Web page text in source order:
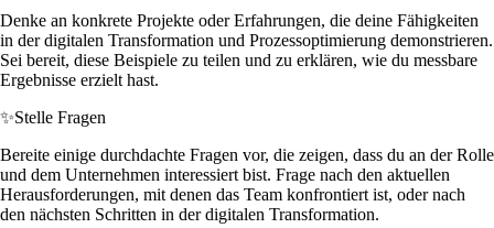
Denke an konkrete Projekte oder Erfahrungen, die deine Fähigkeiten
in der digitalen Transformation und Prozessoptimierung demonstrieren.
Sei bereit, diese Beispiele zu teilen und zu erklären, wie du messbare
Ergebnisse erzielt hast.
✨Stelle Fragen
Bereite einige durchdachte Fragen vor, die zeigen, dass du an der Rolle
und dem Unternehmen interessiert bist. Frage nach den aktuellen
Herausforderungen, mit denen das Team konfrontiert ist, oder nach
den nächsten Schritten in der digitalen Transformation.